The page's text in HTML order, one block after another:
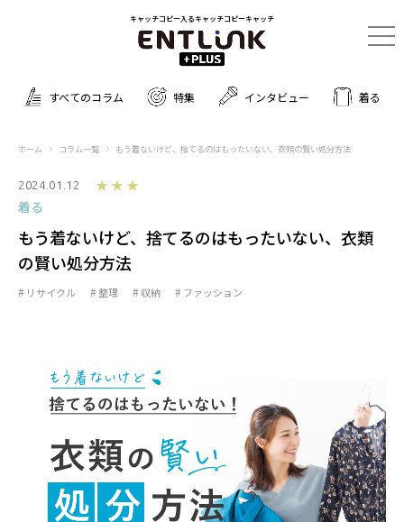
キャッチコピー入るキャッチコピーキャッチ
すべてのコラム 特集 インタビュー 着る
ホーム コラム一覧 もう着ないけど、捨てるのはもったいない、衣類の賢い処分方法
2024.01.12
★★★
着る
もう着ないけど、捨てるのはもったいない、衣類
の賢い処分方法
リサイクル 整理 収納 ファッション